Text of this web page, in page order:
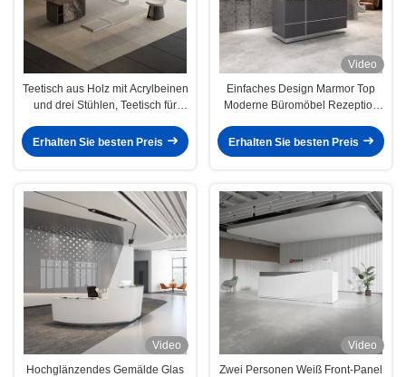
Teetisch aus Holz mit Acrylbeinen
und drei Stühlen, Teetisch für
Erhalten Sie besten Preis
Video
Einfaches Design Marmor Top
Moderne Büromöbel Rezeption
Erhalten Sie besten Preis
Video
Hochglänzendes Gemälde Glas
Video
Zwei Personen Weiß Front-Panel